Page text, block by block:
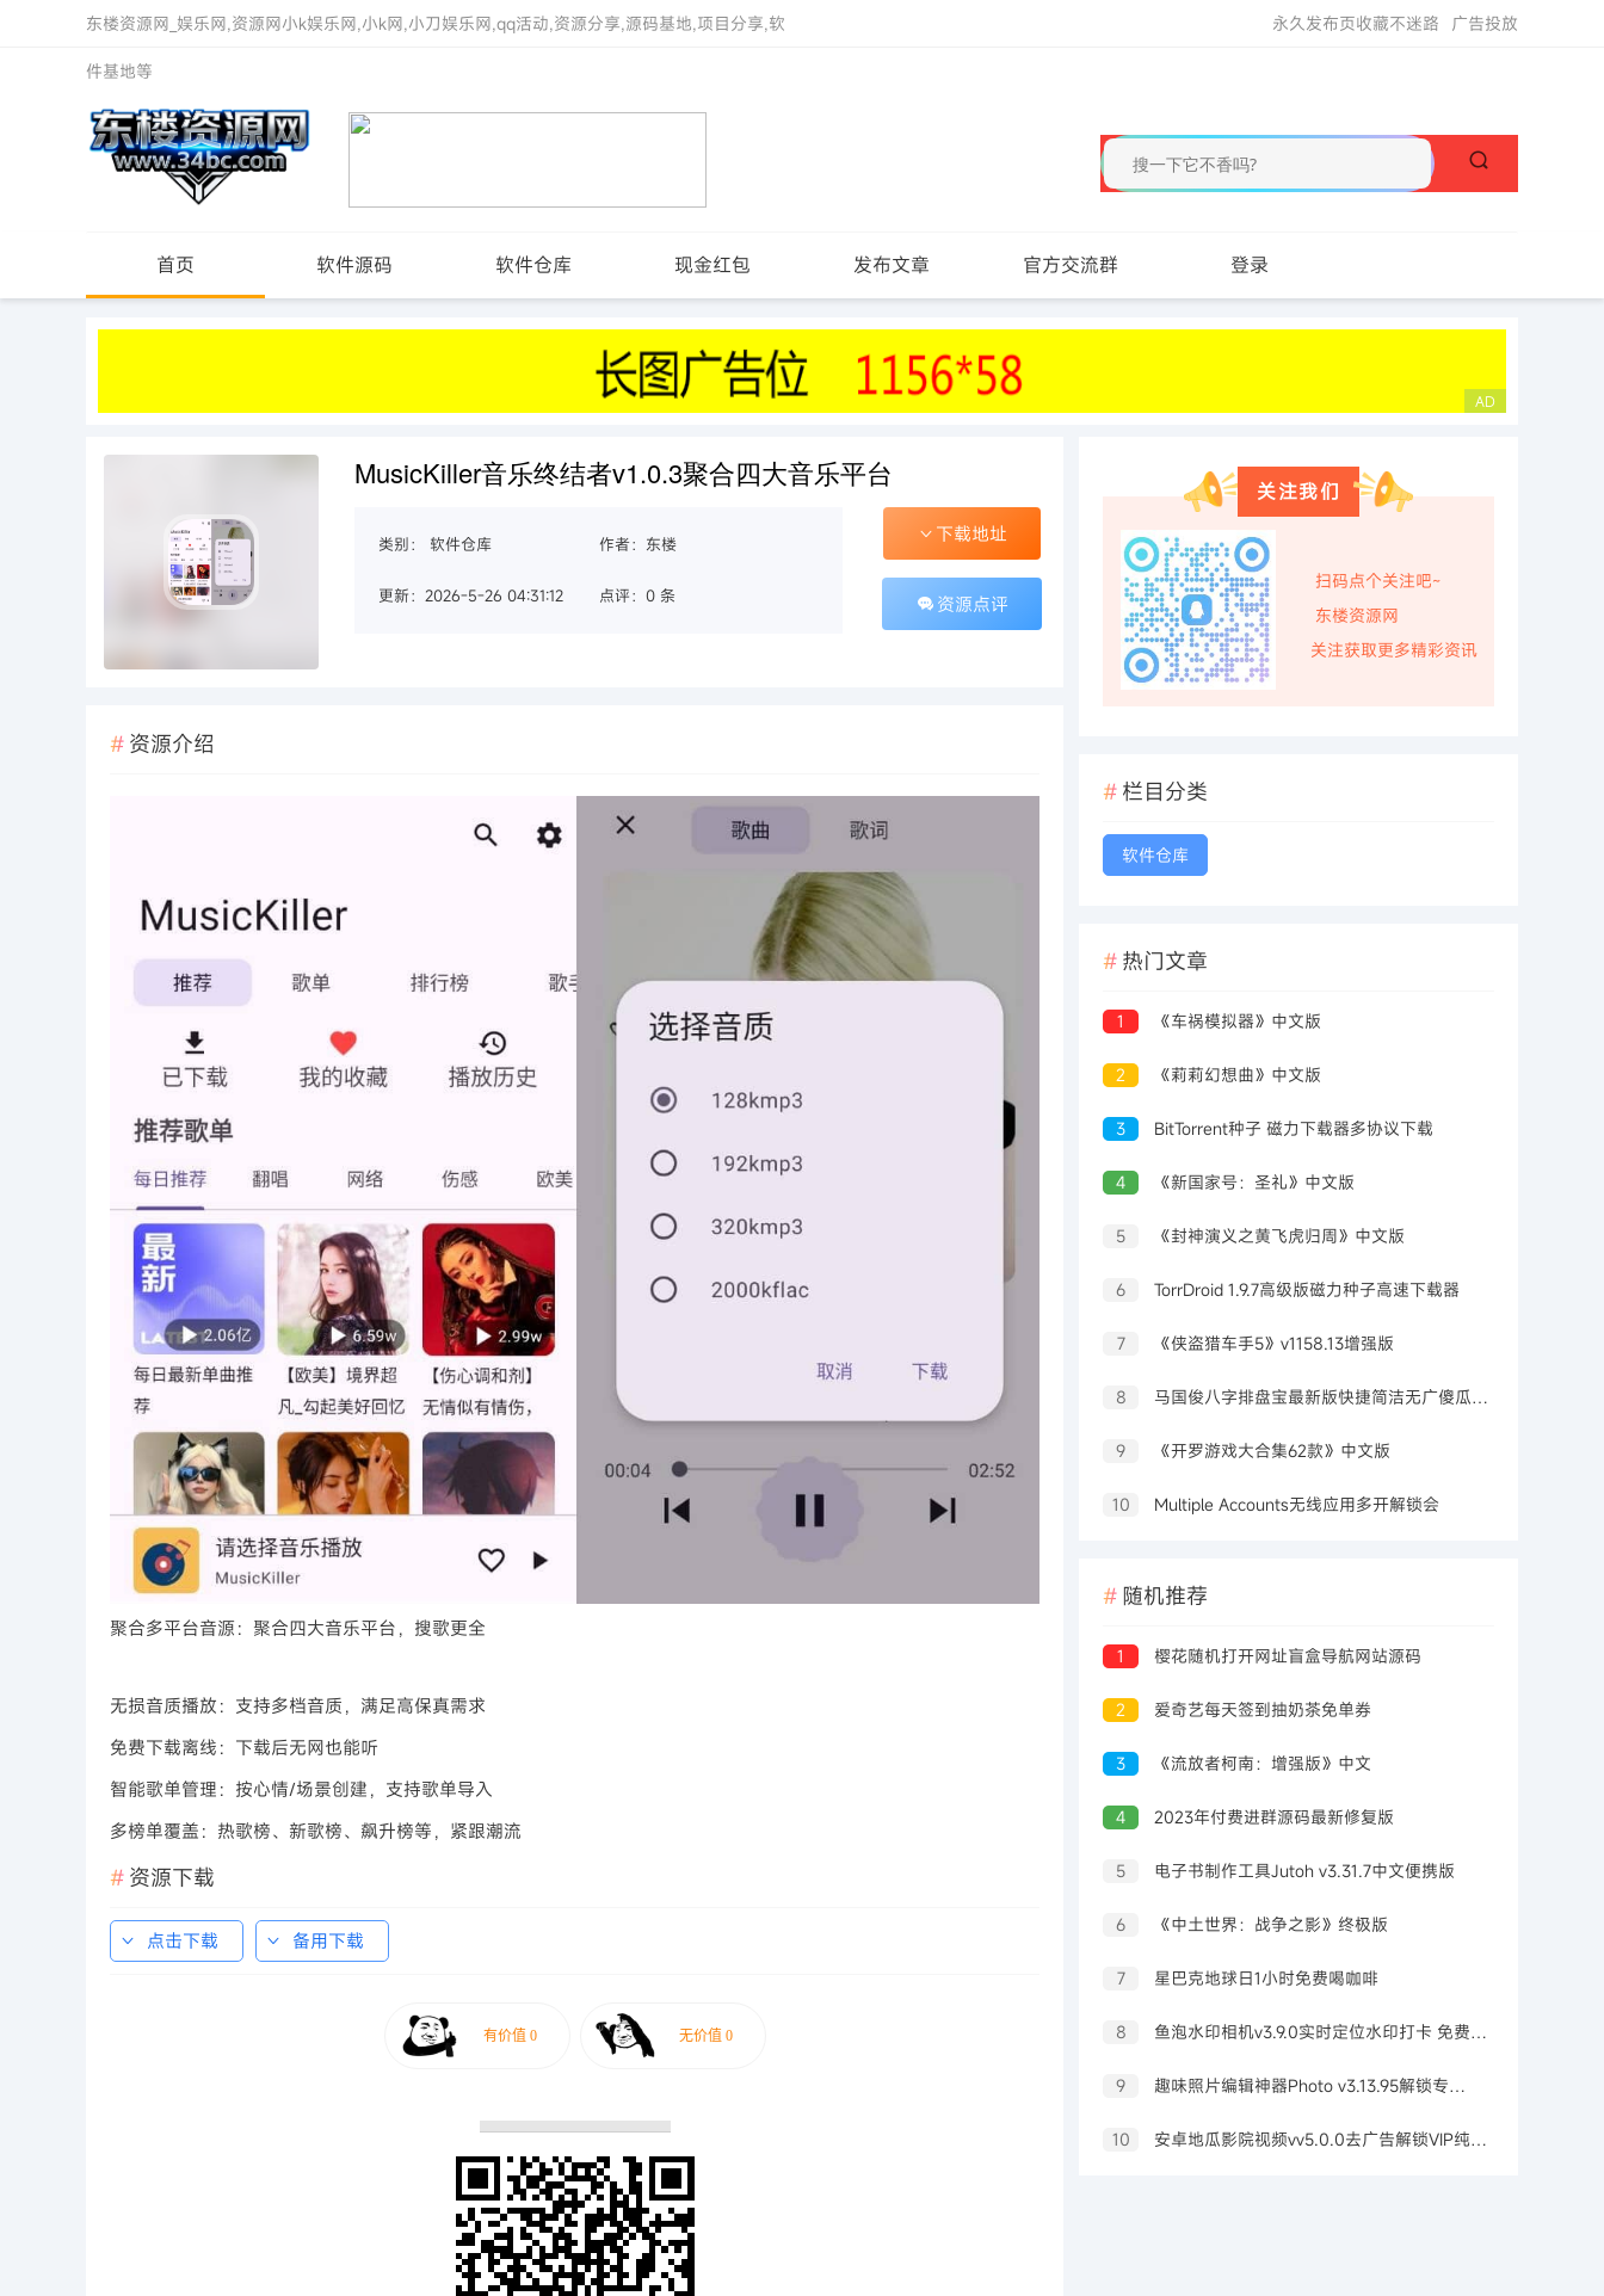
东楼资源网_娱乐网,资源网小k娱乐网,小k网,小刀娱乐网,qq活动,资源分享,源码基地,项目分享,软
件基地等
广告投放
永久发布页收藏不迷路
首页 软件源码 软件仓库 现金红包 发布文章 官方交流群 登录
MusicKiller音乐终结者v1.0.3聚合四大音乐平台
类别： 软件仓库 作者：东楼
更新：2026-5-26 04:31:12 点评：0 条
下载地址
资源点评
资源介绍
聚合多平台音源：聚合四大音乐平台，搜歌更全
无损音质播放：支持多档音质，满足高保真需求
免费下载离线：下载后无网也能听
智能歌单管理：按心情/场景创建，支持歌单导入
多榜单覆盖：热歌榜、新歌榜、飙升榜等，紧跟潮流
资源下载
点击下载 备用下载
关注我们
扫码点个关注吧~
东楼资源网
关注获取更多精彩资讯
栏目分类
软件仓库
热门文章
1 《车祸模拟器》中文版
2 《莉莉幻想曲》中文版
3 BitTorrent种子 磁力下载器多协议下载
4 《新国家号：圣礼》中文版
5 《封神演义之黄飞虎归周》中文版
6 TorrDroid 1.9.7高级版磁力种子高速下载器
7 《侠盗猎车手5》v1158.13增强版
8 马国俊八字排盘宝最新版快捷简洁无广傻瓜操作
9 《开罗游戏大合集62款》中文版
10 Multiple Accounts无线应用多开解锁会
随机推荐
1 樱花随机打开网址盲盒导航网站源码
2 爱奇艺每天签到抽奶茶免单券
3 《流放者柯南：增强版》中文
4 2023年付费进群源码最新修复版
5 电子书制作工具Jutoh v3.31.7中文便携版
6 《中土世界：战争之影》终极版
7 星巴克地球日1小时免费喝咖啡
8 鱼泡水印相机v3.9.0实时定位水印打卡 免费无广告
9 趣味照片编辑神器Photo v3.13.95解锁专业版
10 安卓地瓜影院视频vv5.0.0去广告解锁VIP纯净版